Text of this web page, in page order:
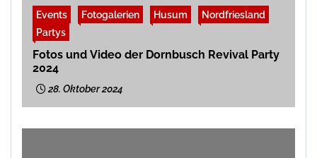
Events Fotogalerien Husum
Nordfriesland
Partys
Fotos und Video der Dornbusch Revival Party
2024
28. Oktober 2024